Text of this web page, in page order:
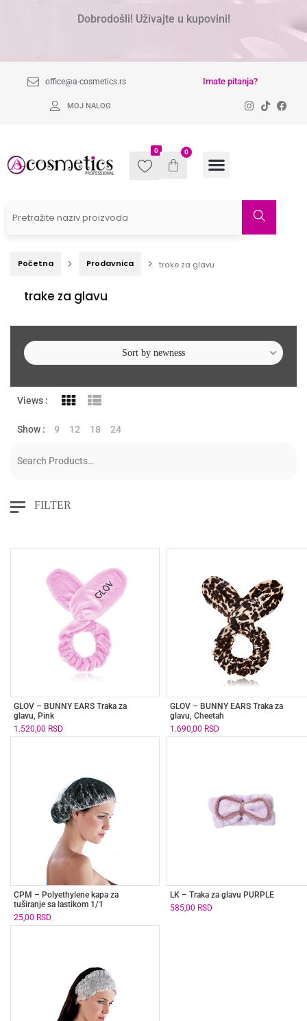
Dobrodošli! Uživajte u kupovini!
office@a-cosmetics.rs Imate pitanja?
MOJ NALOG
0 0
Početna Prodavnica trake za glavu
trake za glavu
FILTER
Sort by newness
Views :
Show : 9 12 18 24
GLOV – BUNNY EARS Traka za
glavu, Pink
1.520,00 RSD
GLOV – BUNNY EARS Traka za
glavu, Cheetah
1.690,00 RSD
CPM – Polyethylene kapa za
tuširanje sa lastikom 1/1
25,00 RSD
LK – Traka za glavu PURPLE
585,00 RSD